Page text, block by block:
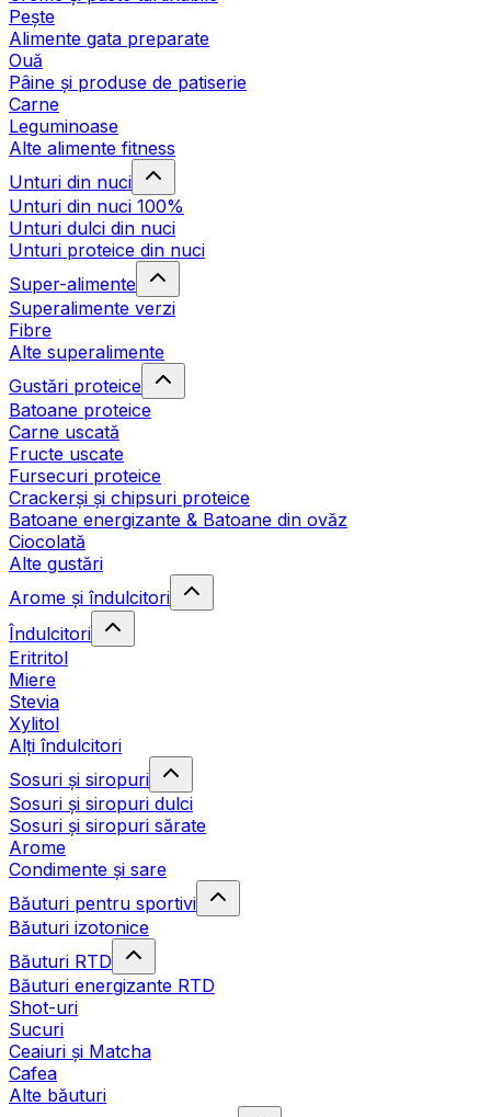
Pește
Alimente gata preparate
Ouă
Pâine și produse de patiserie
Carne
Leguminoase
Alte alimente fitness
Unturi din nuci
Unturi din nuci 100%
Unturi dulci din nuci
Unturi proteice din nuci
Super-alimente
Superalimente verzi
Fibre
Alte superalimente
Gustări proteice
Batoane proteice
Carne uscată
Fructe uscate
Fursecuri proteice
Crackerși și chipsuri proteice
Batoane energizante & Batoane din ovăz
Ciocolată
Alte gustări
Arome și îndulcitori
Îndulcitori
Eritritol
Miere
Stevia
Xylitol
Alți îndulcitori
Sosuri și siropuri
Sosuri și siropuri dulci
Sosuri și siropuri sărate
Arome
Condimente și sare
Băuturi pentru sportivi
Băuturi izotonice
Băuturi RTD
Băuturi energizante RTD
Shot-uri
Sucuri
Ceaiuri și Matcha
Cafea
Alte băuturi